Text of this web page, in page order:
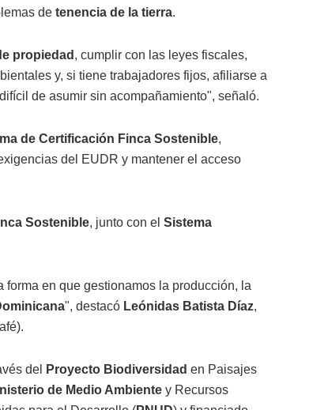
de tenencia de la tierra.
propiedad , cumplir con las leyes fiscales,
y, si tiene trabajadores fijos, afiliarse a
de asumir sin acompañamiento", señaló.
de Certificación Finca Sostenible,
del EUDR y mantener el acceso
Sostenible, junto con el Sistema
en que gestionamos la producción, la
", destacó Leónidas Batista Díaz,
del Proyecto Biodiversidad en Paisajes
de Medio Ambiente y Recursos